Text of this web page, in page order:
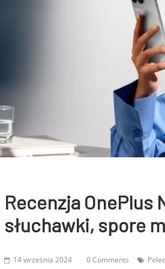
Recenzja OnePlus
słuchawki, spore
14 września 2024 0 Comments